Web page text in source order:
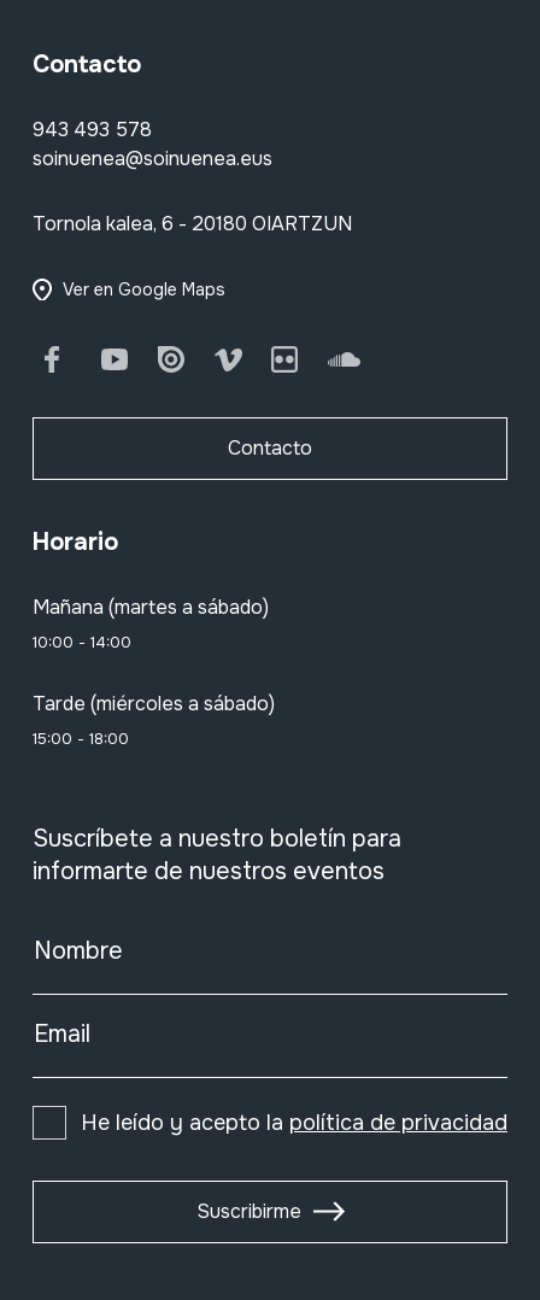
Contacto
943 493 578
soinuenea@soinuenea.eus
Tornola kalea, 6 - 20180 OIARTZUN
Ver en Google Maps
FacebookYoutube Issuu Vimeo Flickr SoundCloud
Contacto
Horario
Mañana (martes a sábado)
10:00 - 14:00
Tarde (miércoles a sábado)
15:00 - 18:00
Suscríbete a nuestro boletín para
informarte de nuestros eventos
Nombre
Email
He leído y acepto la política de privacidad
Suscribirme